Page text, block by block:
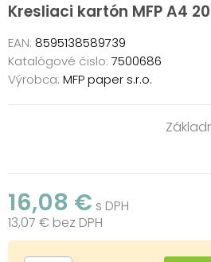
Kresliaci kartón MFP A4
EAN: 8595138589739
Katalógové čislo: 7500686
Výrobca: MFP paper s.r.o.
16,08 € s DPH
13,07 € bez DPH